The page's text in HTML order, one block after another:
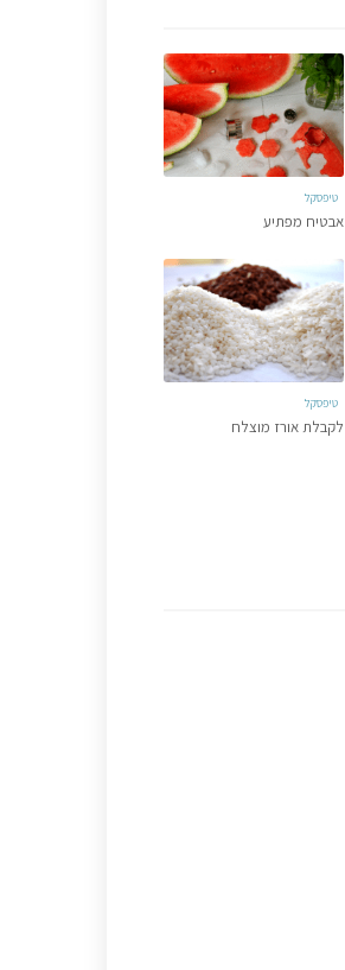
טיפסקל
אבטיח מפתיע
טיפסקל
לקבלת אורז מוצלח